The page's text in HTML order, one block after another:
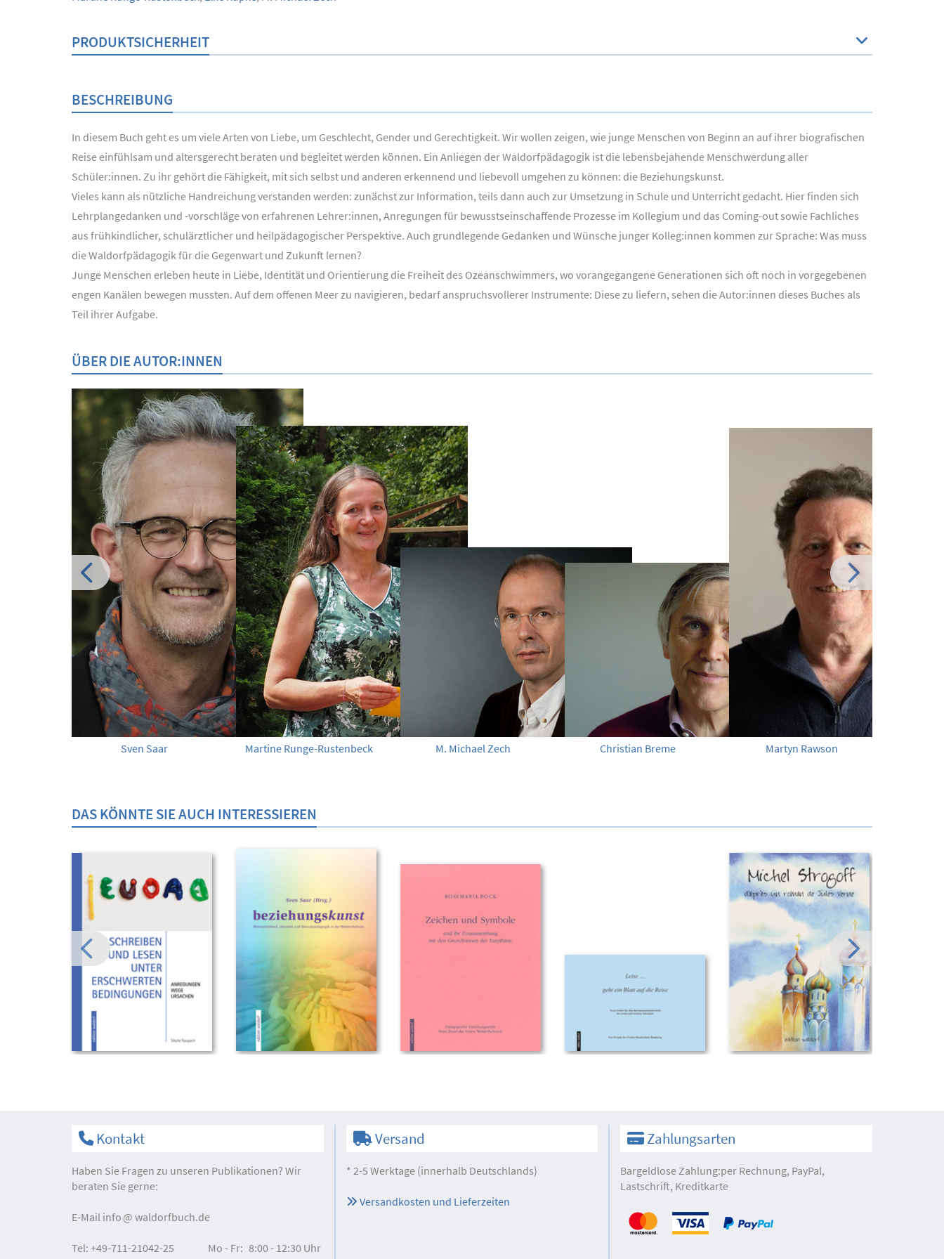
PRODUKTSICHERHEIT
BESCHREIBUNG
In diesem Buch geht es um viele Arten von Liebe, um Geschlecht, Gender und Gerechtigkeit. Wir wollen zeigen, wie junge Menschen von Beginn an auf ihrer biografischen
Reise einfühlsam und altersgerecht beraten und begleitet werden können. Ein Anliegen der Waldorfpädagogik ist die lebensbejahende Menschwerdung aller
Schüler:innen. Zu ihr gehört die Fähigkeit, mit sich selbst und anderen erkennend und liebevoll umgehen zu können: die Beziehungskunst.
Vieles kann als nützliche Handreichung verstanden werden: zunächst zur Information, teils dann auch zur Umsetzung in Schule und Unterricht gedacht. Hier finden sich
Lehrplangedanken und -vorschläge von erfahrenen Lehrer:innen, Anregungen für bewusstseinschaffende Prozesse im Kollegium und das Coming-out sowie Fachliches
aus frühkindlicher, schulärztlicher und heilpädagogischer Perspektive. Auch grundlegende Gedanken und Wünsche junger Kolleg:innen kommen zur Sprache: Was muss
die Waldorfpädagogik für die Gegenwart und Zukunft lernen?
Junge Menschen erleben heute in Liebe, Identität und Orientierung die Freiheit des Ozeanschwimmers, wo vorangegangene Generationen sich oft noch in vorgegebenen
engen Kanälen bewegen mussten. Auf dem offenen Meer zu navigieren, bedarf anspruchsvollerer Instrumente: Diese zu liefern, sehen die Autor:innen dieses Buches als
Teil ihrer Aufgabe.
ÜBER DIE AUTOR:INNEN
Sven Saar Martine Runge-Rustenbeck M. Michael Zech Christian Breme Martyn Rawson
DAS KÖNNTE SIE AUCH INTERESSIEREN
Kontakt
Haben Sie Fragen zu unseren Publikationen? Wir
beraten Sie gerne:
E-Mail info waldorfbuch.de
Tel: +49-711-21042-25
Mo - Fr: 8:00 - 12:30 Uhr
Versand
* 2-5 Werktage (innerhalb Deutschlands)
Versandkosten und Lieferzeiten
Zahlungsarten
Bargeldlose Zahlung:per Rechnung, PayPal,
Lastschrift, Kreditkarte